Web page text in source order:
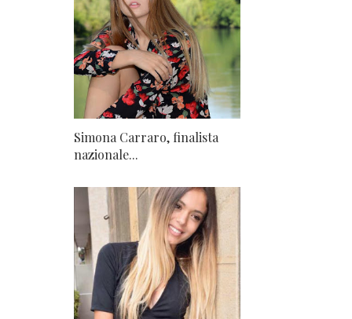
Simona Carraro, finalista
nazionale...